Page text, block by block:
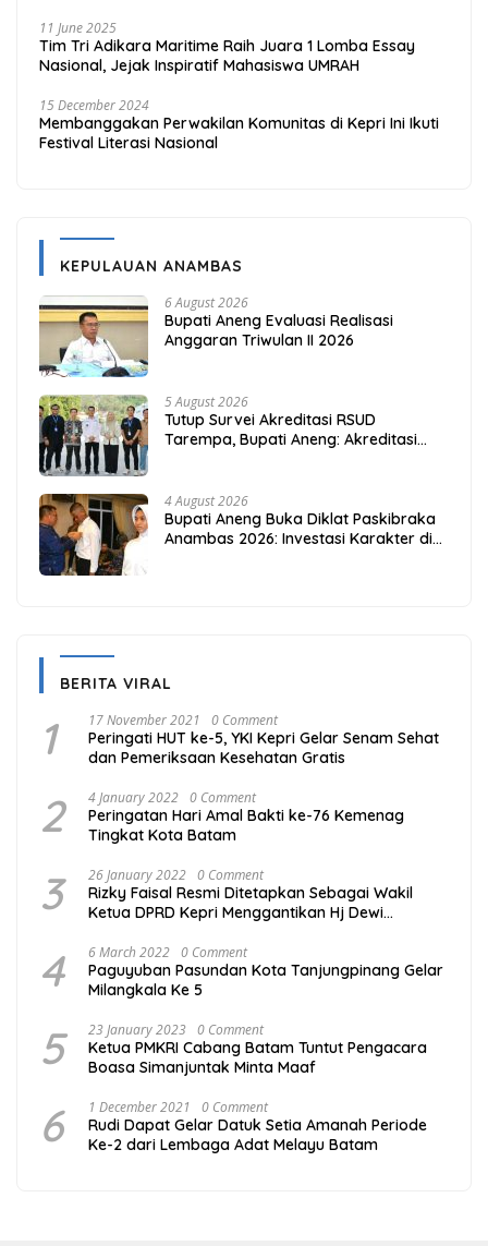
11 June 2025
Tim Tri Adikara Maritime Raih Juara 1 Lomba Essay
Nasional, Jejak Inspiratif Mahasiswa UMRAH
15 December 2024
Membanggakan Perwakilan Komunitas di Kepri Ini Ikuti
Festival Literasi Nasional
KEPULAUAN ANAMBAS
6 August 2026
Bupati Aneng Evaluasi Realisasi
Anggaran Triwulan II 2026
5 August 2026
Tutup Survei Akreditasi RSUD
Tarempa, Bupati Aneng: Akreditasi
4 August 2026
Bupati Aneng Buka Diklat Paskibraka
Anambas 2026: Investasi Karakter di
BERITA VIRAL
1 17 November 2021 0 Comment
Peringati HUT ke-5, YKI Kepri Gelar Senam Sehat
dan Pemeriksaan Kesehatan Gratis
2 4 January 2022 0 Comment
Peringatan Hari Amal Bakti ke-76 Kemenag
Tingkat Kota Batam
3 26 January 2022 0 Comment
Rizky Faisal Resmi Ditetapkan Sebagai Wakil
Ketua DPRD Kepri Menggantikan Hj Dewi
4 6 March 2022 0 Comment
Paguyuban Pasundan Kota Tanjungpinang Gelar
Milangkala Ke 5
5 23 January 2023 0 Comment
Ketua PMKRI Cabang Batam Tuntut Pengacara
Boasa Simanjuntak Minta Maaf
6 1 December 2021 0 Comment
Rudi Dapat Gelar Datuk Setia Amanah Periode
Ke-2 dari Lembaga Adat Melayu Batam